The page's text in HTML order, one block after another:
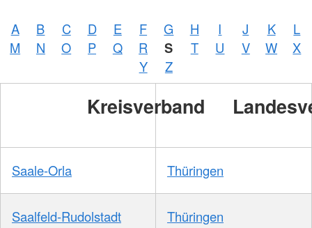
A B C D E F G H I J K
L
M
N O P Q R S T U V W
X
Y
Z
Kreisverband
Saale-Orla Thüringen
Saalfeld-Rudolstadt Thüringen